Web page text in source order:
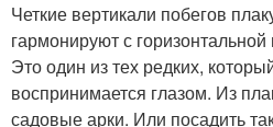
Четкие вертикали побегов
гармонируют с
Это один из тех редких,
воспринимается глазом. Из
садовые арки. Или посадить